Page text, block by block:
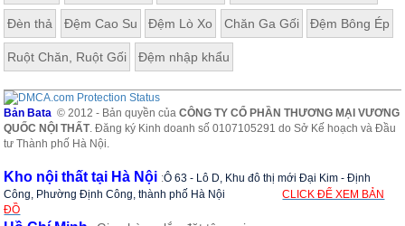
Đèn thả Đệm Cao Su Đệm Lò Xo Chăn Ga Gối Đệm Bông Ép
Ruột Chăn, Ruột Gối Đệm nhập khẩu
Bản Bata © 2012 - Bản quyền củaCÔNG TY CỔ PHẦN THƯƠNG MẠI VƯƠNG
QUỐC NỘI THẤT. Đăng ký Kinh doanh số 0107105291 do Sở Kế hoạch và Đầu
tư Thành phố Hà Nội.
Kho nội thất tại Hà Nội :Ô 63 - Lô D, Khu đô thị mới Đại Kim - Định
Công, Phường Định Công, thành phố Hà Nội
CLICK ĐỂ XEM BẢN
ĐỒ